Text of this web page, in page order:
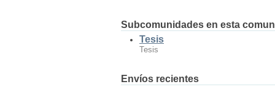
Subcomunidades en esta
Tesis
Tesis
Envíos recientes